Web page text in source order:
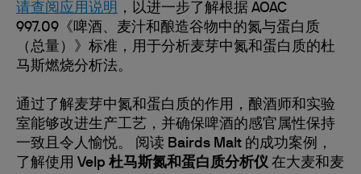
请查阅应用说明
，以进一步了解根据 AOAC
997.09《啤酒、麦汁和酿造谷物中的氮与蛋白质
（总量）》标准，用于分析麦芽中氮和蛋白质的杜
马斯燃烧分析法。
通过了解麦芽中氮和蛋白质的作用，酿酒师和实验
室能够改进生产工艺，并确保啤酒的感官属性保持
一致且令人愉悦。 阅读 Bairds Malt 的成功案例，
了解使用 Velp 杜马斯氮和蛋白质分析仪 在大麦和麦